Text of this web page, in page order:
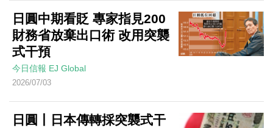
日圓中期看貶 專家指見200
財務省放棄出口術 改用突襲
式干預
今日信報 EJ Global
2026/07/03
日圓丨日本傳轉採突襲式干